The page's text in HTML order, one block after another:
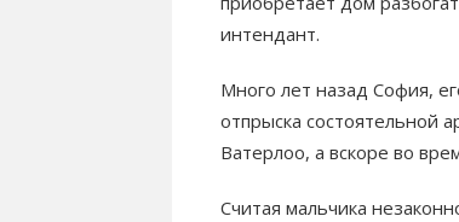
интендант.
Много лет назад София,
отпрыска состоятельной
Ватерлоо, а вскоре во
Считая мальчика